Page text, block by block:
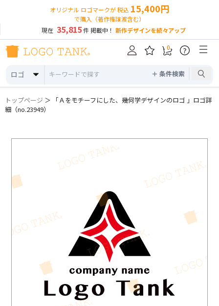
オリジナル ロゴマークが 税込 15,400円
で購入（著作権譲渡含む）
現在 35,815件 掲載中！ 新作デザインを続々アップ
ロゴ ＋ 条件検索
0 ?
トップページ ＞ 「Ａをモチーフにした、幾何学デザインのロゴ 」ロゴ詳
細（no.23949）